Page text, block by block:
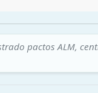
pactos ALM,